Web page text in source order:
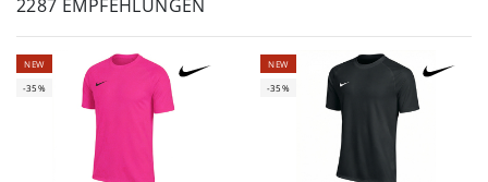
2287 EMPFEHLUNGEN
NEW
-35%
NEW
-35%